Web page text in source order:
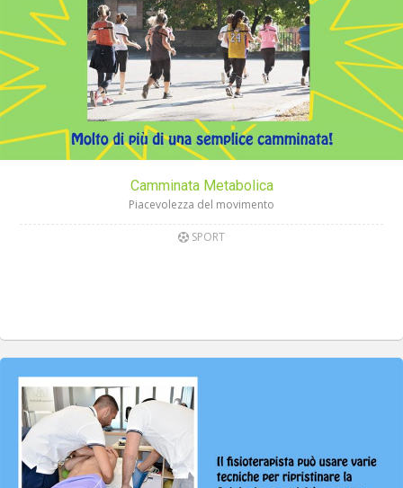
Camminata Metabolica
Piacevolezza del movimento
SPORT